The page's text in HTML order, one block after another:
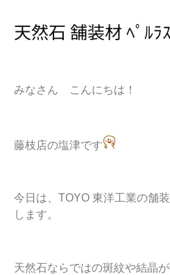
天然石 舗装材 ﾍﾟﾙﾗ
みなさん こんにちは！
藤枝店の塩津です
今日は、TOYO 東洋工業の舗
します。
天然石ならではの斑紋や結晶